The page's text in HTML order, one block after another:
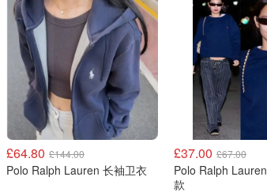
£64.80 £144.00
Polo Ralph Lauren 长袖卫衣
£37.00 £67.00
Polo Ralph Lauren 卫衣 大童
款